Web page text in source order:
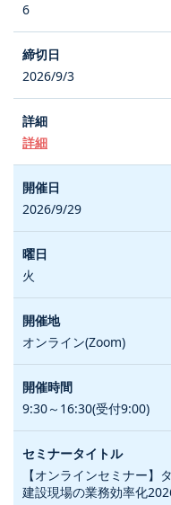
6
2026/9/3
詳細
2026/9/29
火
オンライン(Zoom)
9:30～16:30(受付9:00)
【オンラインセミナー】
建設現場の業務効率化